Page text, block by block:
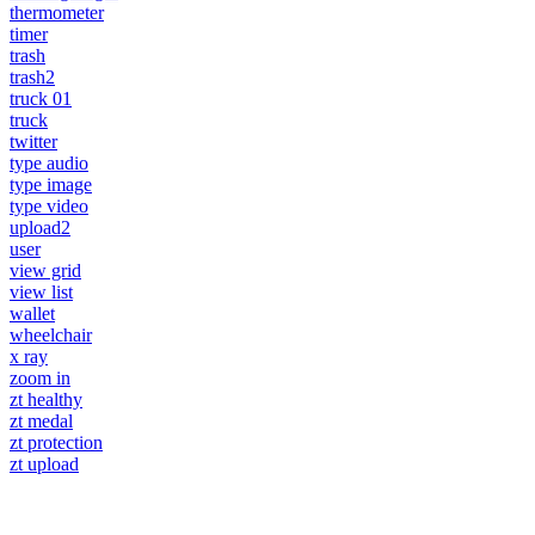
thermometer
timer
trash
trash2
truck 01
truck
twitter
type audio
type image
type video
upload2
user
view grid
view list
wallet
wheelchair
x ray
zoom in
zt healthy
zt medal
zt protection
zt upload